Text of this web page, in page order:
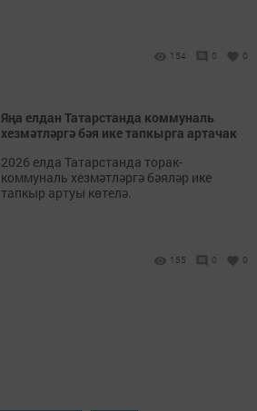
154 0 0
Яңа елдан Татарстанда коммуналь
хезмәтләргә бәя ике тапкырга артачак
2026 елда Татарстанда торак-
коммуналь хезмәтләргә бәяләр ике
тапкыр артуы көтелә.
155 0 0